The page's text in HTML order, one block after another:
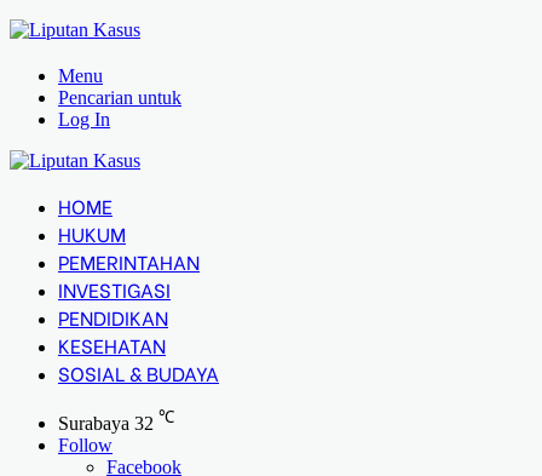
Menu
Pencarian untuk
Log In
HOME
HUKUM
PEMERINTAHAN
INVESTIGASI
PENDIDIKAN
KESEHATAN
SOSIAL & BUDAYA
Surabaya 32 ℃
Follow
Facebook